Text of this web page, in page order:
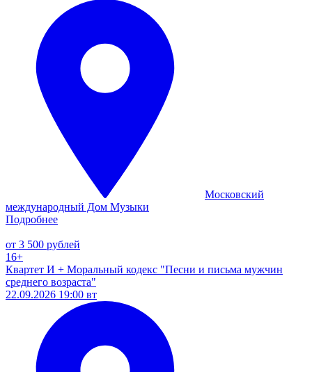
Московский
международный Дом Музыки
Подробнее
от 3 500 рублей
16+
Квартет И + Моральный кодекс "Песни и письма мужчин
среднего возраста"
22.09.2026 19:00 вт